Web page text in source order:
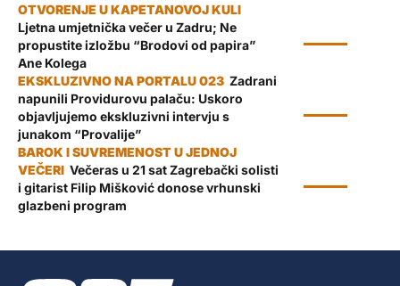
Ljetna umjetnička večer u Zadru; Ne
propustite izložbu “Brodovi od papira”
Ane Kolega
Zadrani
napunili Providurovu palaču: Uskoro
objavljujemo ekskluzivni intervju s
junakom “Provalije”
Večeras u 21 sat Zagrebački solisti
i gitarist Filip Mišković donose vrhunski
glazbeni program